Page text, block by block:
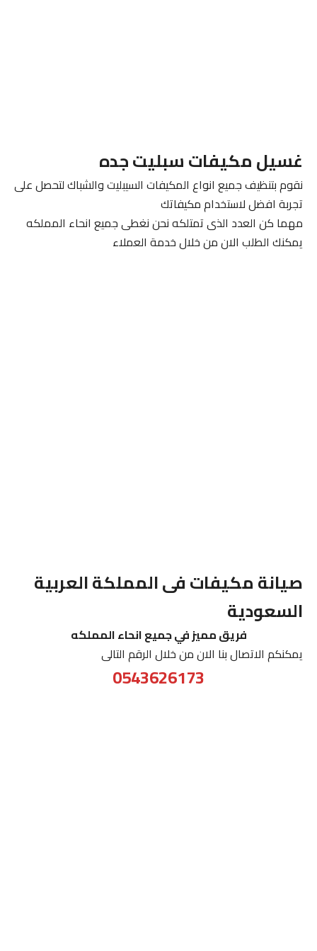
غسيل مكيفات سبليت جده
نقوم بتنظيف جميع انواع المكيفات السيبليت والشباك لتحصل على
تجربة افضل لاستخدام مكيفاتك
مهما كن العدد الذى تمتلكه نحن نغطى جميع انحاء المملكه
يمكنك الطلب الان من خلال خدمة العملاء
صيانة مكيفات فى المملكة العربية
السعودية
فريق مميز في جميع انحاء المملكه
يمكنكم الاتصال بنا الان من خلال الرقم التالى
0543626173